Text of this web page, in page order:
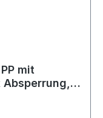
mit